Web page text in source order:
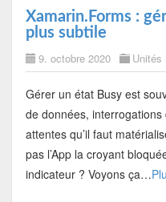
Xamarin.Forms :
plus subtile
9. octobre 2020 Unités
Gérer un état Busy est
de données, interrogations
attentes qu’il faut
pas l’App la croyant
indicateur ? Voyons ça…